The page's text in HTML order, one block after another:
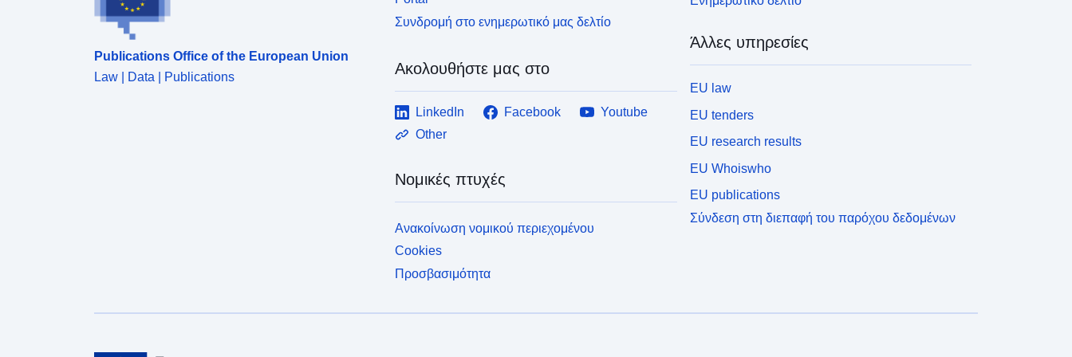
Publications Office of the European Union
Law | Data | Publications
Συνδρομή στο ενημερωτικό μας δελτίο
Ακολουθήστε μας στο
LinkedIn Facebook
Youtube
Other
Νομικές πτυχές
Ανακοίνωση νομικού περιεχομένου
Cookies
Προσβασιμότητα
Άλλες υπηρεσίες
EU law
EU tenders
EU research results
EU Whoiswho
EU publications
Σύνδεση στη διεπαφή του παρόχου δεδομένων